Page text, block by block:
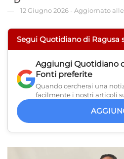
12 Giugno 2026 - Aggiornato alle
Segui Quotidiano di Ragusa
Aggiungi Quotidiano
Fonti preferite
Quando cercherai una
facilmente i nostri articoli